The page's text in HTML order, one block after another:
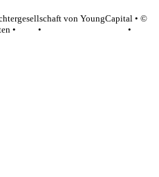
von YoungCapital • ©
•
•
•